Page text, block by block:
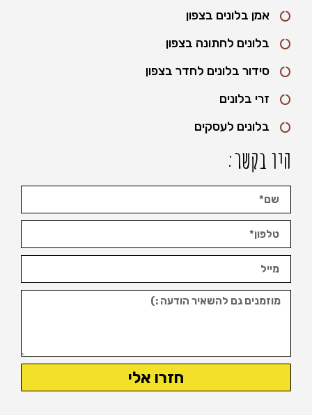
אמן בלונים בצפון
בלונים לחתונה בצפון
סידור בלונים לחדר בצפון
זרי בלונים
בלונים לעסקים
היו בקשר:
חזרו אלי